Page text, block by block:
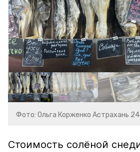
Фото: Ольга Корженко Астрахань 24
Стоимость солёной